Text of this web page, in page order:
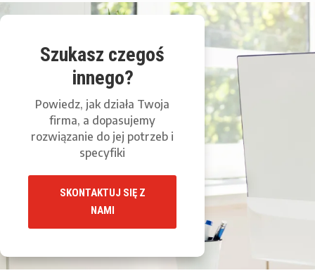
Szukasz czegoś
innego?
Powiedz, jak działa Twoja
firma, a dopasujemy
rozwiązanie do jej potrzeb i
specyfiki
SKONTAKTUJ SIĘ Z
NAMI